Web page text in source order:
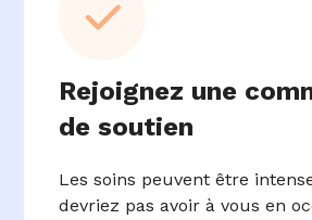
Rejoignez une
de soutien
Les soins peuvent être
devriez pas avoir à vous en